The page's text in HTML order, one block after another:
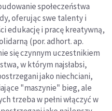
społeczeństwa
oferując swe talenty i
edukację i pracę kreatywną,
(por. adhort. ap.
się czynnym uczestnikiem
w którym najsłabsi,
jako niechciani,
"maszynie" bieg, ale
trzeba w pełni włączyć w